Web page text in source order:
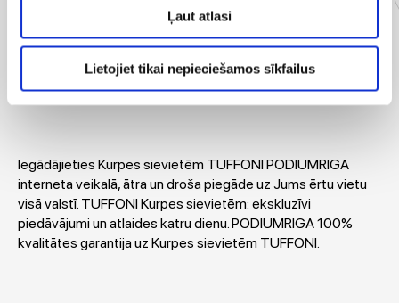
Ļaut atlasi
Lietojiet tikai nepieciešamos sīkfailus
Iegādājieties Kurpes sievietēm TUFFONI PODIUMRIGA
interneta veikalā, ātra un droša piegāde uz Jums ērtu vietu
visā valstī. TUFFONI Kurpes sievietēm: ekskluzīvi
piedāvājumi un atlaides katru dienu. PODIUMRIGA 100%
kvalitātes garantija uz Kurpes sievietēm TUFFONI.